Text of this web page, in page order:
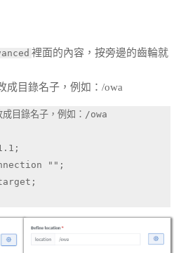
裡面的內容，按旁邊的齒輪就
成目錄名子，例如：/owa
目錄名子，例如：/owa